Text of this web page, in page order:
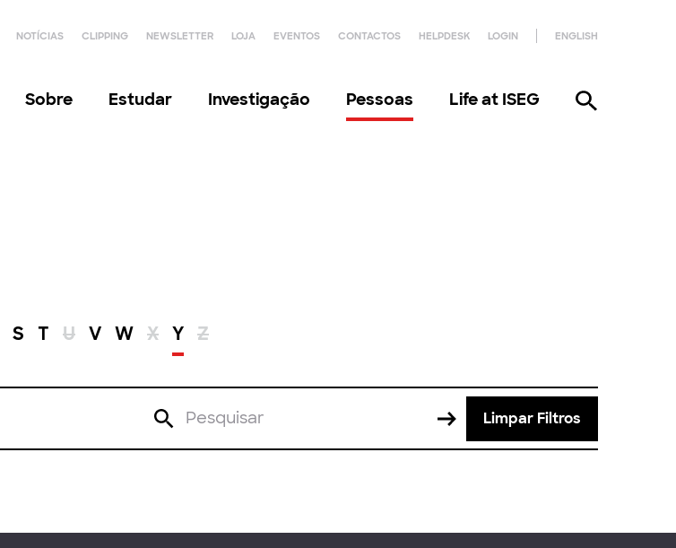
NOTÍCIAS CLIPPING NEWSLETTER LOJA EVENTOS CONTACTOS HELPDESK LOGIN ENGLISH
Sobre Estudar Investigação Pessoas Life at ISEG
S T U V W X Y Z
Limpar Filtros